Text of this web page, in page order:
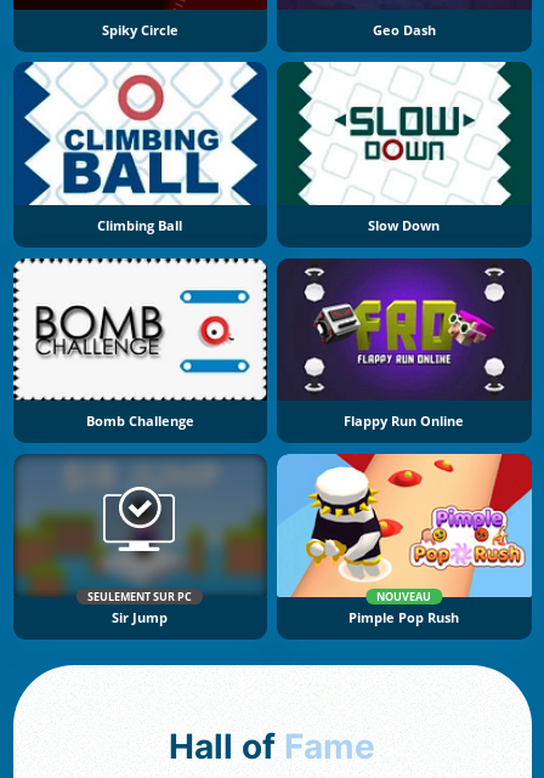
Spiky Circle Geo Dash
Climbing Ball Slow Down
Bomb Challenge Flappy Run Online
SEULEMENT SUR PC
Sir Jump
NOUVEAU
Pimple Pop Rush
Hall of Fame